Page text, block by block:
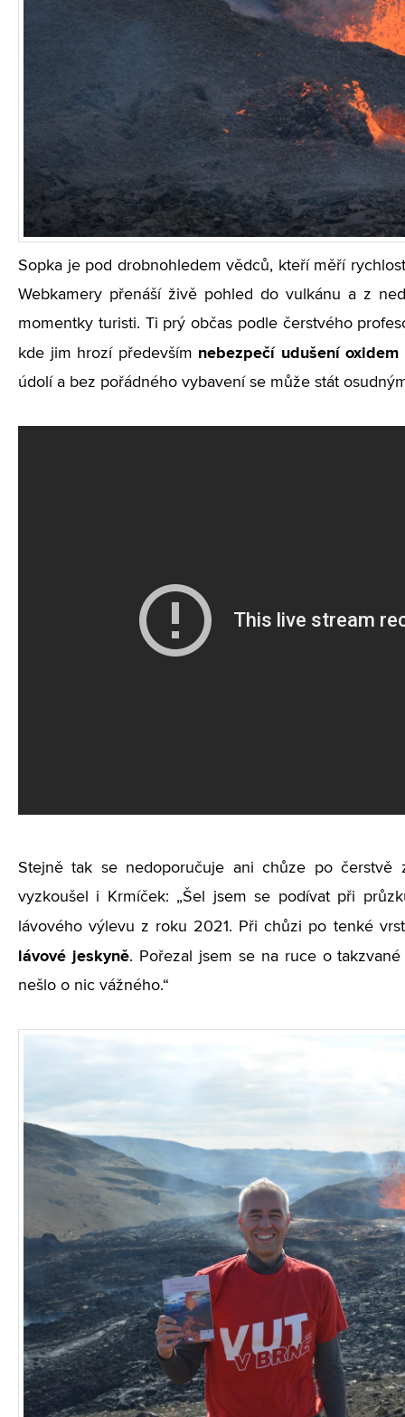
Sopka je pod drobnohledem vědců, kteří měří
Webkamery přenáší živě pohled do vulkánu a z
momentky turisti. Ti prý občas podle čerstvého
kde jim hrozí především nebezpečí udušení
údolí a bez pořádného vybavení se může stát
Stejně tak se nedoporučuje ani chůze po
vyzkoušel i Krmíček: „Šel jsem se podívat při
lávového výlevu z roku 2021. Při chůzi po tenké
lávové jeskyně. Pořezal jsem se na ruce o
nešlo o nic vážného.“